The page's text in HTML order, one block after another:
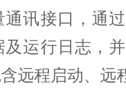
讯接口，通
运行日志，
远程启动、远